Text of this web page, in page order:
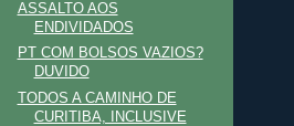
ASSALTO AOS
ENDIVIDADOS
PT COM BOLSOS VAZIOS?
DUVIDO
TODOS A CAMINHO DE
CURITIBA, INCLUSIVE